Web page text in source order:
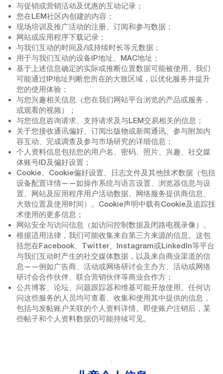
与促销或营销活动及优惠的互动记录；
您在LEM社区内创建的内容；
现场培训及推广活动的注册、订阅和参与数据；
网站或应用程序下载记录；
与我们互动的时间及/或持续时长等元数据；
用于与我们互动的设备IP地址、MAC地址；
基于上述信息确定的实际或推断位置数据可能被使用。我们
可能通过IP地址判断您所在的大致区域，以优化服务并提升
您的使用体验；
与您兴趣相关信息（您在我们网站平台浏览的产品或服务，
或观看的视频）；
与您信息咨询请求、支持请求及与LEM交易相关的信息；
关于您接收通讯偏好、订阅出版物或新闻通讯、参与附加内
容互动、完成调查及参与市场研究的详细信息；
个人资料信息包括您的用户名、密码、照片、兴趣、社交媒
体账号ID及偏好设置；
Cookie、Cookie偏好设置、日志文件及其他技术数据（包括
设备配置详情——如操作系统与语言设置、浏览器信息与设
置、网站及应用程序用户活动数据、网络服务提供商信息、
大致位置及使用时间）。Cookie声明中载有Cookie及追踪技
术使用的更多信息；
网站安全与访问信息（如访问控制数据及闭路电视录像）。
根据适用法律，我们可能收集来自第三方来源的信息。这包
括您在Facebook、Twitter、Instagram或LinkedIn等平台
与我们互动时产生的社交媒体数据，以及来自商业渠道的信
息——例如广告商、活动或网络研讨会主办方、活动或网络
研讨会合作伙伴、联合营销伙伴等商业合作方；
公共博客、论坛、问题跟踪器和维基可能开放使用。任何访
问这些服务的人员均可查看、收集和使用其中提供的信息，
包括与发帖账户关联的个人资料详情。即使账户注销后，某
些帖子和个人资料数据仍可能持续可见。